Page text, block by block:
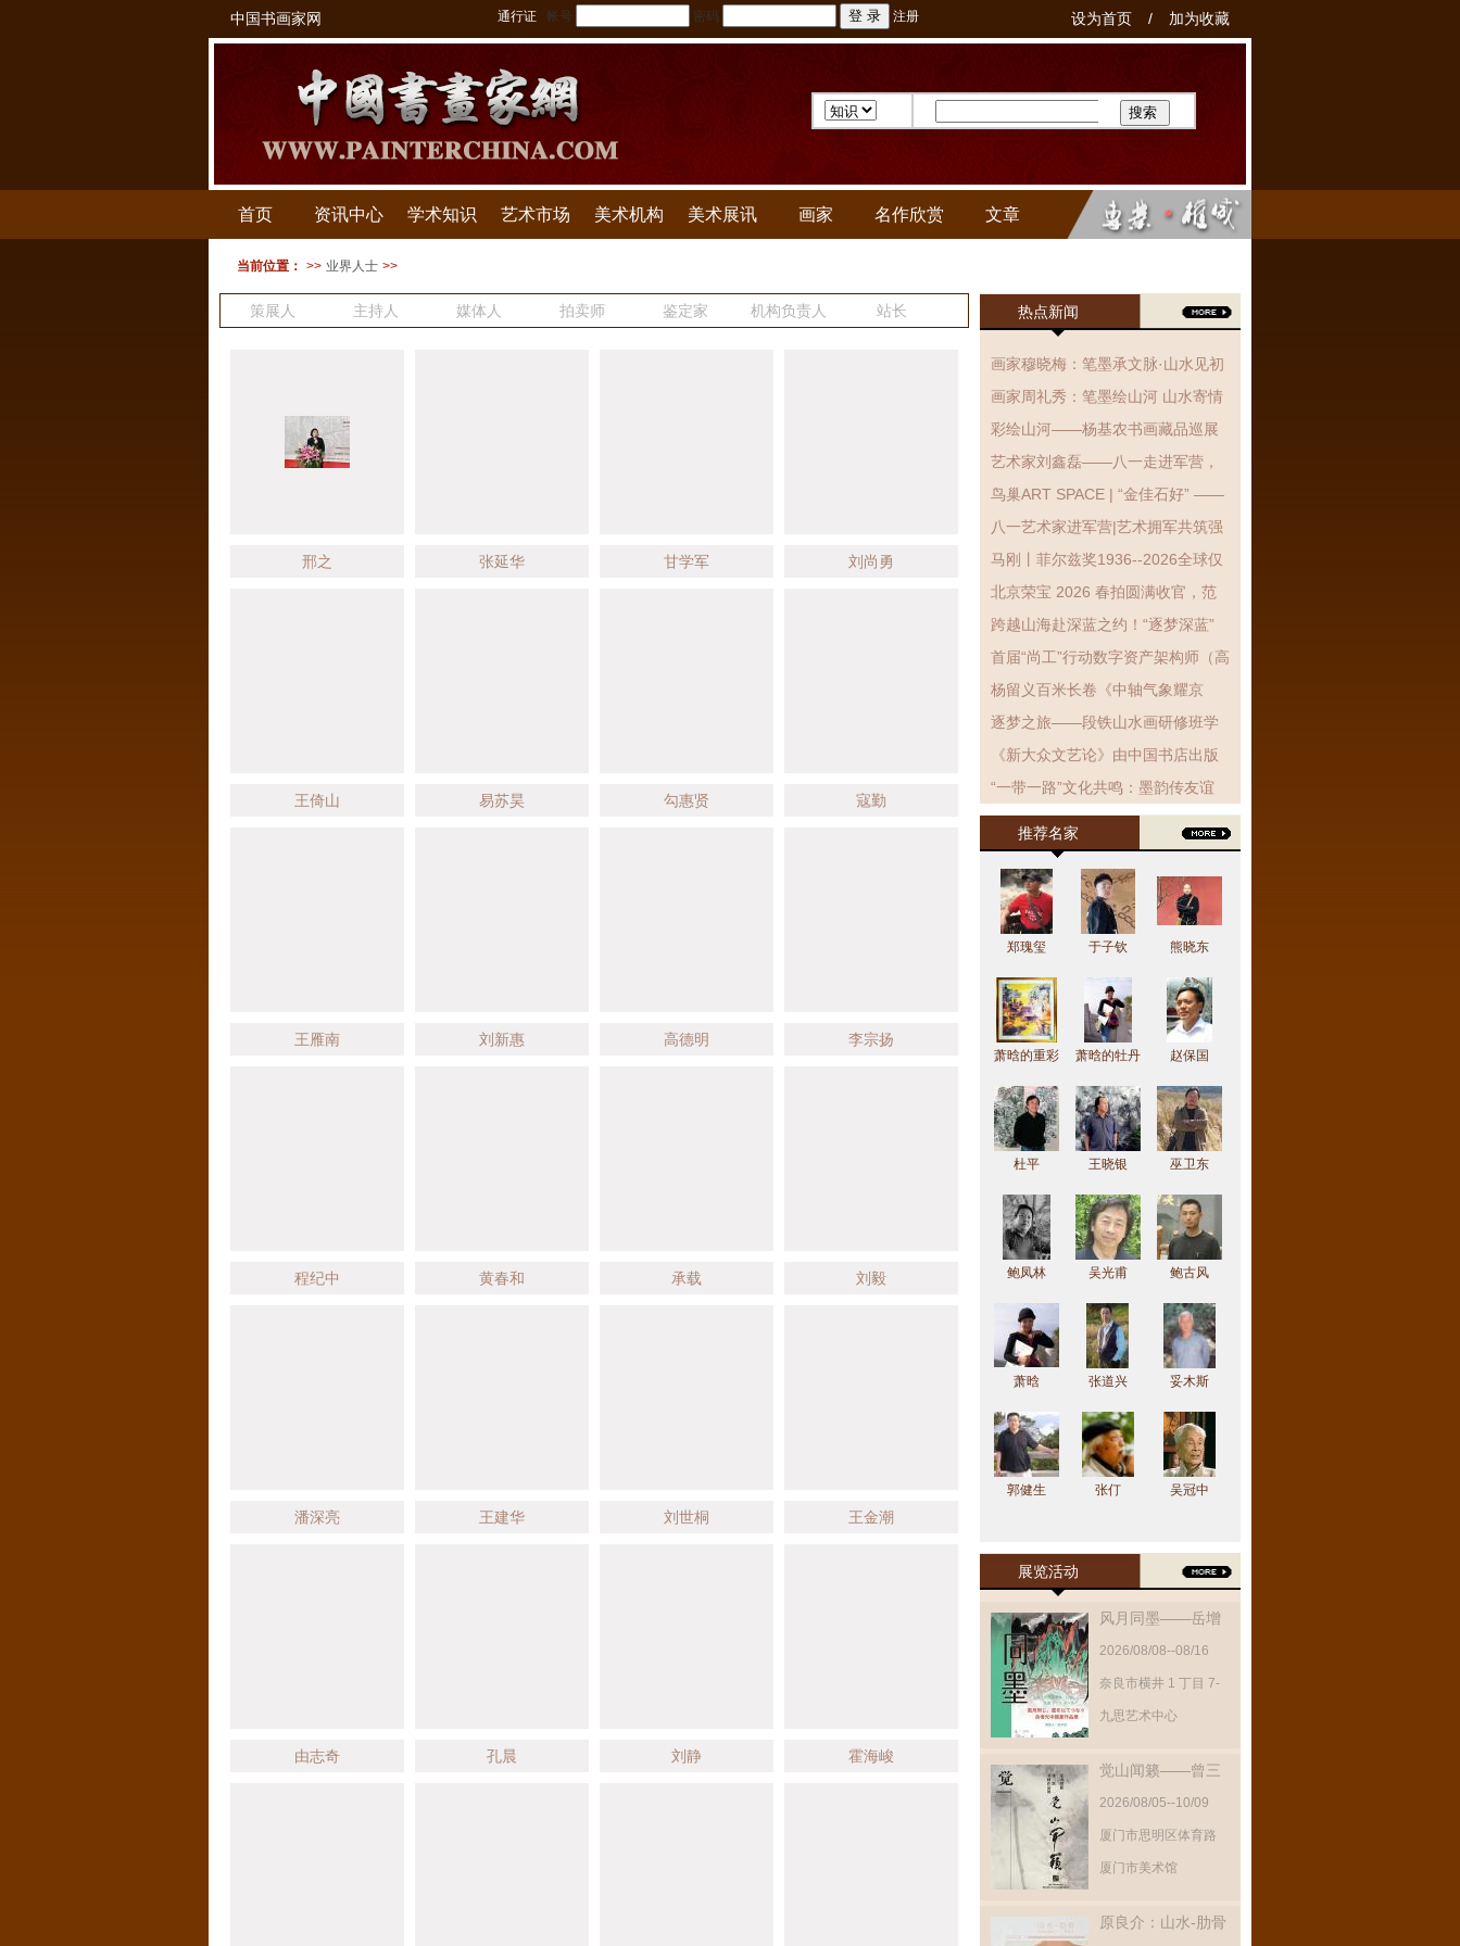
中国书画家网 通行证 帐号 密码 注册 加为收藏
设为首页 /
首页 资讯中心 学术知识 艺术市场 美术机构 美术展讯 画家 名作欣赏 文章
当前位置： >> 业界人士 >>
策展人 主持人 媒体人 拍卖师 鉴定家 机构负责人 站长
邢之 张延华 甘学军 刘尚勇
王倚山 易苏昊 勾惠贤 寇勤
王雁南 刘新惠 高德明 李宗扬
程纪中 黄春和 承载 刘毅
潘深亮 王建华 刘世桐 王金潮
由志奇 孔晨 刘静 霍海峻
热点新闻
画家穆晓梅：笔墨承文脉·山水见初
心、国画作品赏析
画家周礼秀：笔墨绘山河 山水寄情
怀
彩绘山河——杨基农书画藏品巡展
艺术家刘鑫磊——八一走进军营，
翰墨抒拥军情·丹青致敬子弟兵
鸟巢ART SPACE | “金佳石好” ——
金石拓片艺术展展览现场!
八一艺术家进军营|艺术拥军共筑强
军梦 笔墨丹青致敬子弟兵
马刚丨菲尔兹奖1936--2026全球仅
有3位女性获得
北京荣宝 2026 春拍圆满收官，范
曾封面力作《东坡得砚》高价领衔
跨越山海赴深蓝之约！“逐梦深蓝”
海洋强国主题设计巡展银川站启幕
首届“尚工”行动数字资产架构师（高
级）能力提升培训-文化艺术行业定
制班开班仪式暨第一次集中授课...
杨留义百米长卷《中轴气象耀京
华》暨京城胜景展在京举行
逐梦之旅——段铁山水画研修班学
员作品展在北京开幕
《新大众文艺论》由中国书店出版
社出版发行
“一带一路”文化共鸣：墨韵传友谊
推荐名家
郑瑰玺 于子钦 熊晓东
萧晗的重彩
萧晗的牡丹
赵保国
杜平 王晓银 巫卫东
鲍凤林 吴光甫 鲍古风
萧晗 张道兴 妥木斯
郭健生 张仃 吴冠中
展览活动
风月同墨——岳增
2026/08/08--08/16
奈良市横井 1 丁目 7-
11 1 階‌
九思艺术中心
觉山闻籁——曾三
2026/08/05--10/09
厦门市思明区体育路
95号
厦门市美术馆
原良介：山水-肋骨